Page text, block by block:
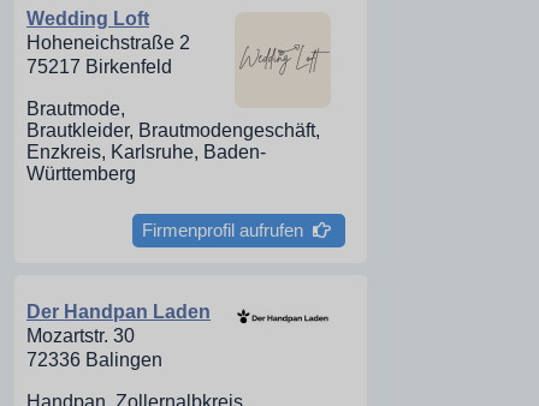
Wedding Loft
Hoheneichstraße 2
75217 Birkenfeld
Brautmode,
Brautkleider, Brautmodengeschäft,
Enzkreis, Karlsruhe, Baden-
Württemberg
Firmenprofil aufrufen
Der Handpan Laden
Mozartstr. 30
72336 Balingen
Handpan, Zollernalbkreis